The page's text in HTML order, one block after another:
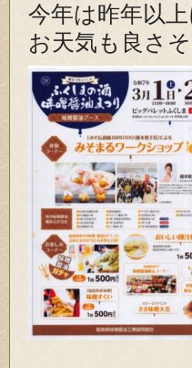
今年は昨年以
お天気も良さ